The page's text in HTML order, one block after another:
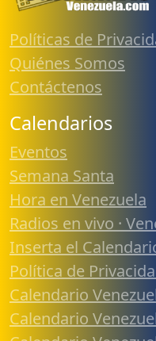
Políticas de
Quiénes Somos
Contáctenos
Calendarios
Eventos
Semana Santa
Hora en Venezuela
Radios en vivo ·
Inserta el
Política de
Calendario
Calendario